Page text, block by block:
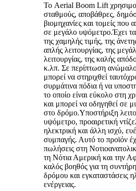
Το Aerial Boom Lift
σταθμούς, αποβάθρες,
βιομηχανίες και τομείς που
σε μεγάλο υψόμετρο.Έχει τα
της χαμηλής τιμής, της
απλής λειτουργίας, της
λειτουργίας, της καλής
κ.λπ. Σε περίπτωση
μπορεί να στηριχθεί
συρμάτινα πόδια ή να
το οποίο είναι εύκολο στη
και μπορεί να οδηγηθεί σε
στο δρόμο.Υποστήριξη
υψόμετρο, προαιρετική
ηλεκτρική και άλλη ισχύ,
συμπαγής. Αυτό το προϊόν
πωλήσεις στη
τη Νότια Αμερική και την
καλός βοηθός για τη
δρόμου και εγκαταστάσεις
ενέργειας.